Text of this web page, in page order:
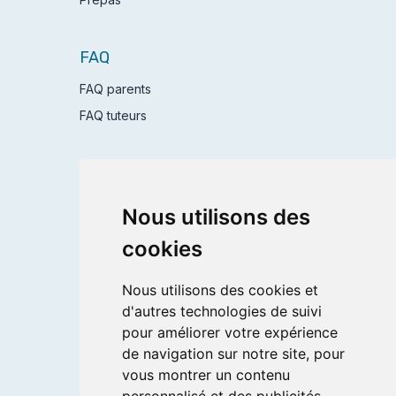
Nous utilisons des
cookies
Nous utilisons des cookies et
d'autres technologies de suivi
pour améliorer votre expérience
de navigation sur notre site, pour
vous montrer un contenu
FAQ
FAQ parents
FAQ tuteurs
Devenir tuteur
Devenir coordinateur
Mentions légales